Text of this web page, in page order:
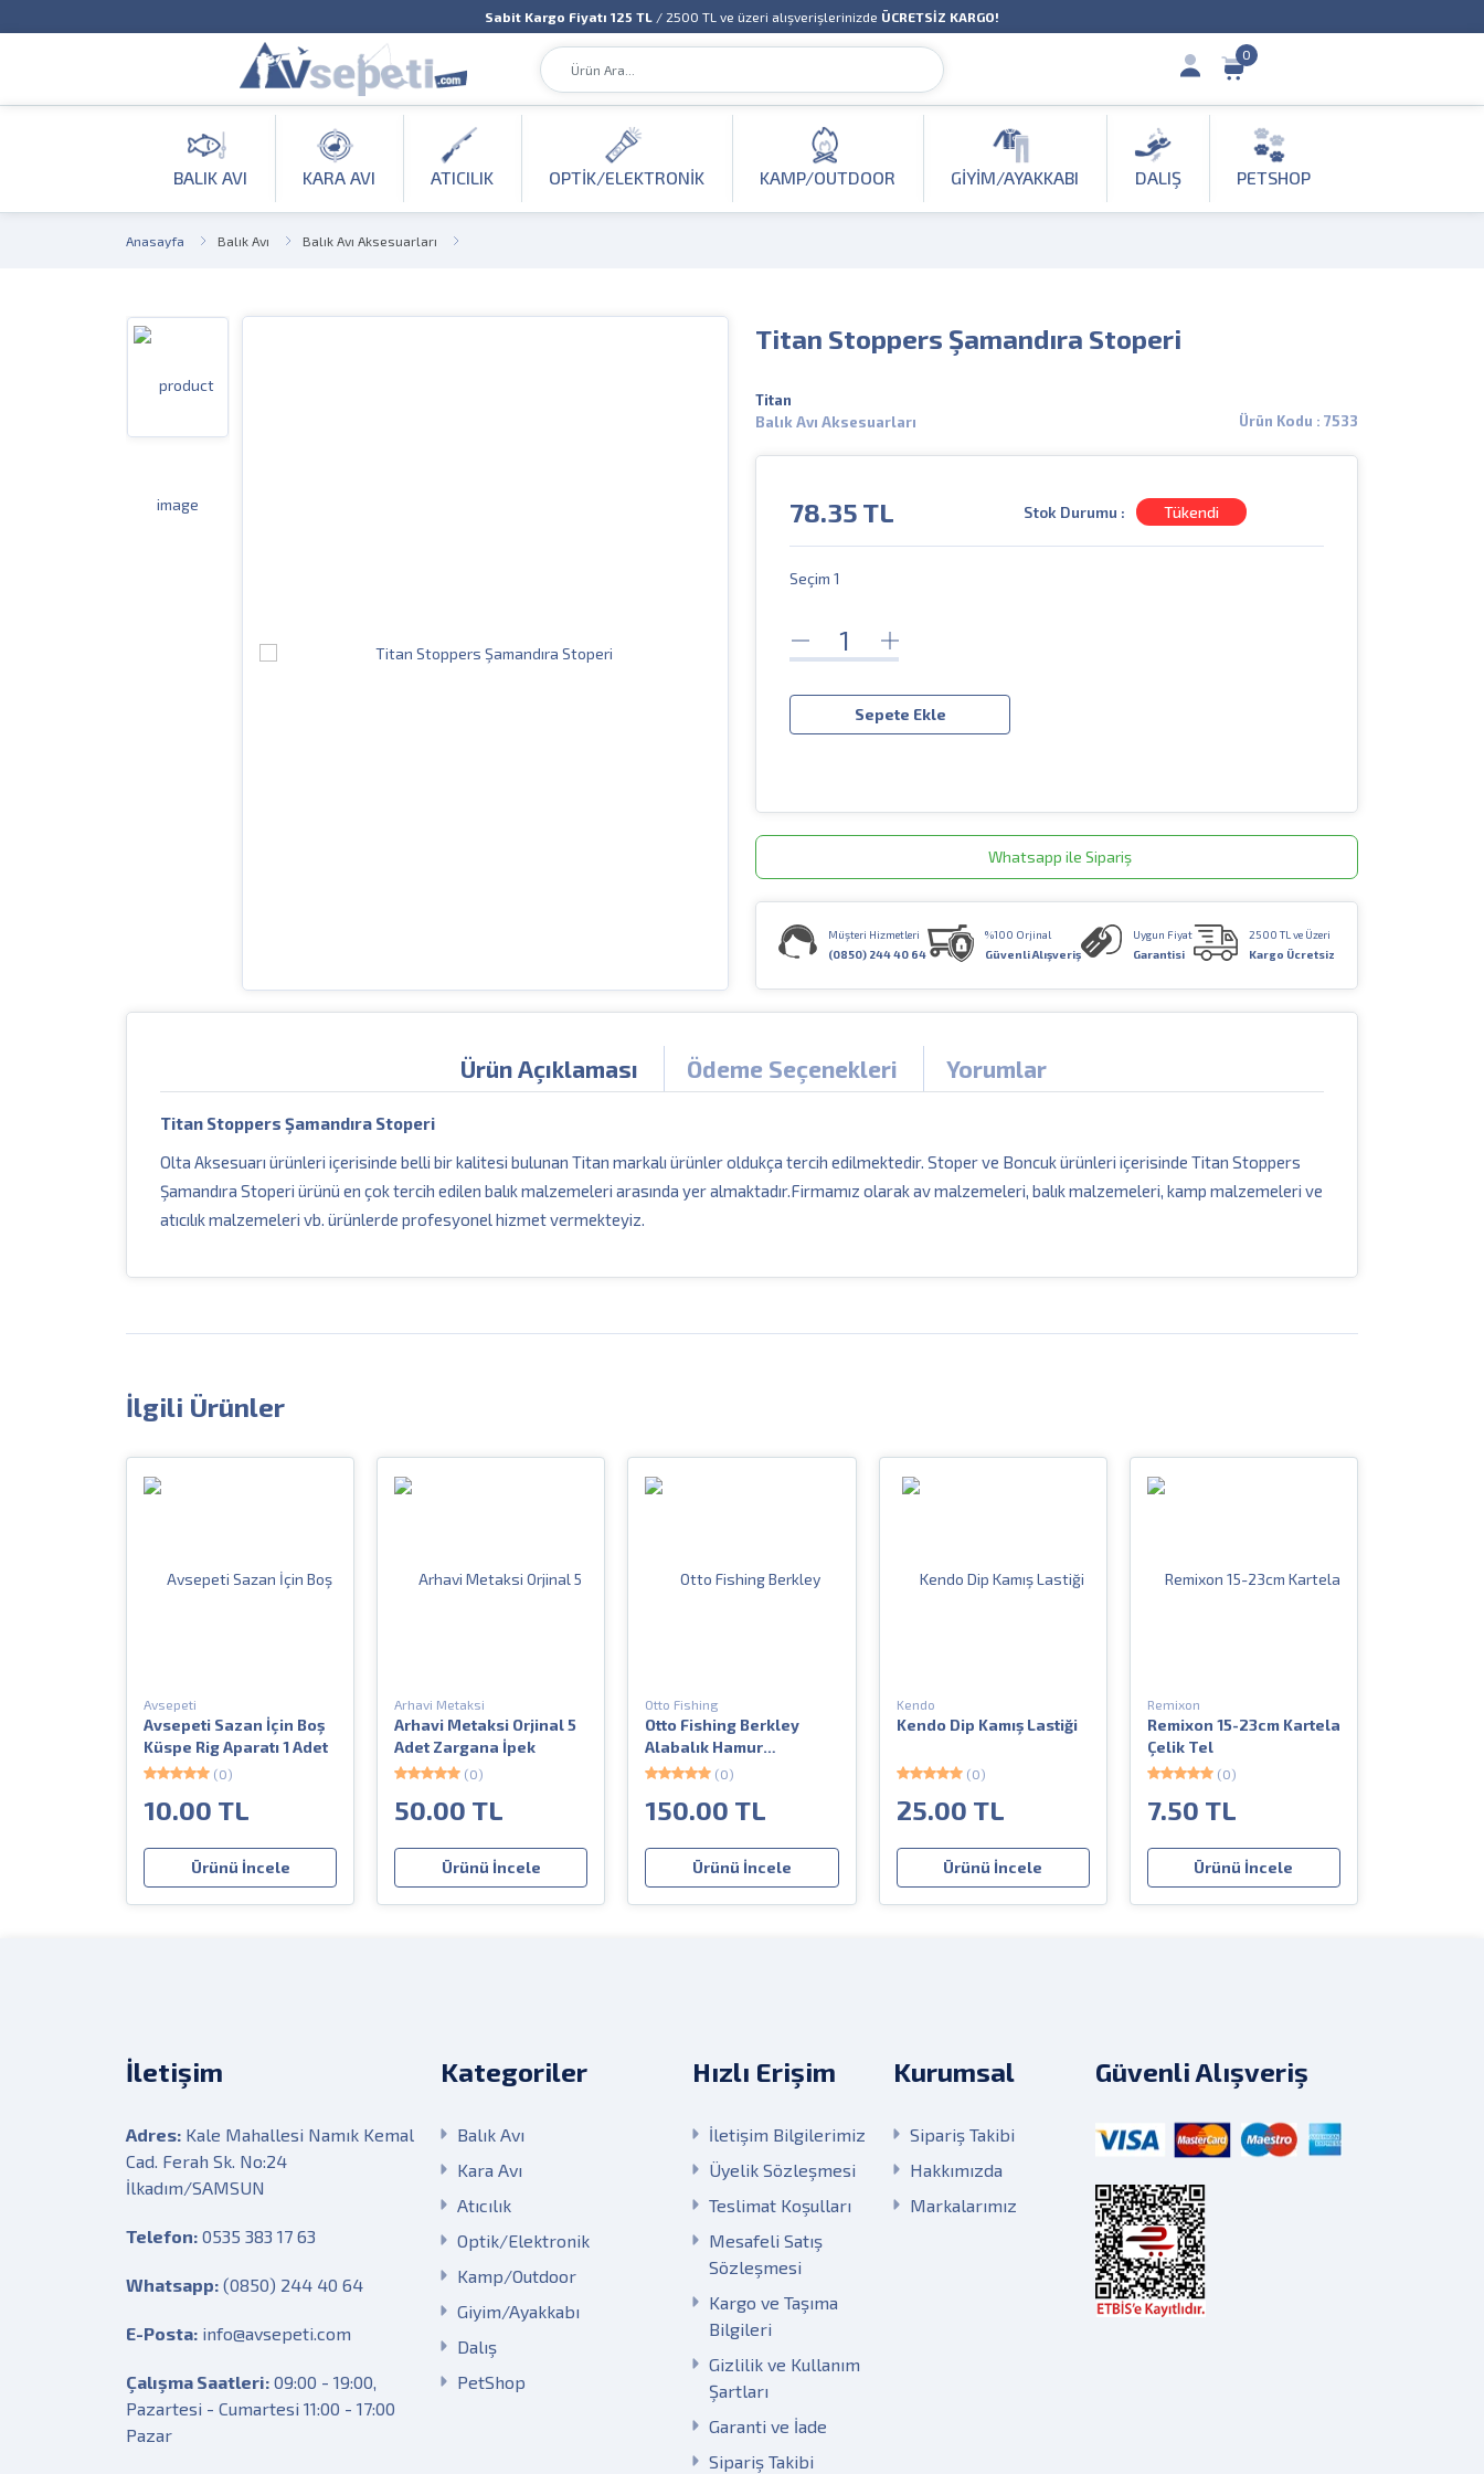
Sabit Kargo Fiyatı 125 TL / 2500 TL ve üzeri alışverişlerinizde ÜCRETSİZ KARGO!
0
BALIK AVI KARA AVI ATICILIK OPTIK/ELEKTRONIK KAMP/OUTDOOR GIYIM/AYAKKABI DALIŞ PETSHOP
Anasayfa Balık Avı Balık Avı Aksesuarları
Titan Stoppers Şamandıra Stoperi
Titan
Balık Avı Aksesuarları
Ürün Kodu : 7533
78.35 TL Stok Durumu : Tükendi
Seçim 1
Sepete Ekle
Whatsapp ile Sipariş
Müşteri Hizmetleri
(0850) 244 40 64
%100 Orjinal
Güvenli Alışveriş
Uygun Fiyat
Garantisi
2500 TL ve Üzeri
Kargo Ücretsiz
Ürün Açıklaması Ödeme Seçenekleri Yorumlar
Titan Stoppers Şamandıra Stoperi
Olta Aksesuarı ürünleri içerisinde belli bir kalitesi bulunan Titan markalı ürünler oldukça tercih edilmektedir. Stoper ve Boncuk ürünleri içerisinde Titan Stoppers
Şamandıra Stoperi ürünü en çok tercih edilen balık malzemeleri arasında yer almaktadır.Firmamız olarak av malzemeleri, balık malzemeleri, kamp malzemeleri ve
atıcılık malzemeleri vb. ürünlerde profesyonel hizmet vermekteyiz.
İlgili Ürünler
Avsepeti
Avsepeti Sazan İçin Boş
Küspe Rig Aparatı 1 Adet
(0)
10.00 TL
Ürünü İncele
Arhavi Metaksi
Arhavi Metaksi Orjinal 5
Adet Zargana İpek
(0)
50.00 TL
Ürünü İncele
Otto Fishing
Otto Fishing Berkley
Alabalık Hamur
Şekillendirme Kalıbı
(0)
150.00 TL
Ürünü İncele
Kendo
Kendo Dip Kamış Lastiği
(0)
25.00 TL
Ürünü İncele
Remixon
Remixon 15-23cm Kartela
Çelik Tel
(0)
7.50 TL
Ürünü İncele
İletişim
Adres: Kale Mahallesi Namık Kemal
Cad. Ferah Sk. No:24
İlkadım/SAMSUN
Telefon: 0535 383 17 63
Whatsapp: (0850) 244 40 64
E-Posta: info@avsepeti.com
Çalışma Saatleri: 09:00 - 19:00,
Pazartesi - Cumartesi 11:00 - 17:00
Pazar
Kategoriler
Balık Avı
Kara Avı
Atıcılık
Optik/Elektronik
Kamp/Outdoor
Giyim/Ayakkabı
Dalış
PetShop
Hızlı Erişim
İletişim Bilgilerimiz
Üyelik Sözleşmesi
Teslimat Koşulları
Mesafeli Satış
Sözleşmesi
Kargo ve Taşıma
Bilgileri
Gizlilik ve Kullanım
Şartları
Garanti ve İade
Sipariş Takibi
Kurumsal
Sipariş Takibi
Hakkımızda
Markalarımız
Güvenli Alışveriş